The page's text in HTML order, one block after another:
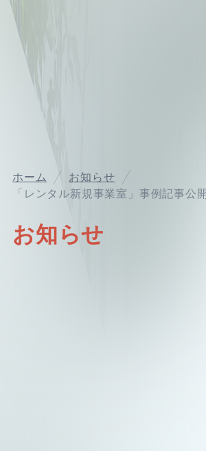
ホーム
お知らせ
お知らせ